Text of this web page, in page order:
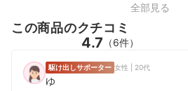
全部見る
この商品のクチコミ
4.7 （6件）
駆け出しサポーター 女性 | 20代
ゆ